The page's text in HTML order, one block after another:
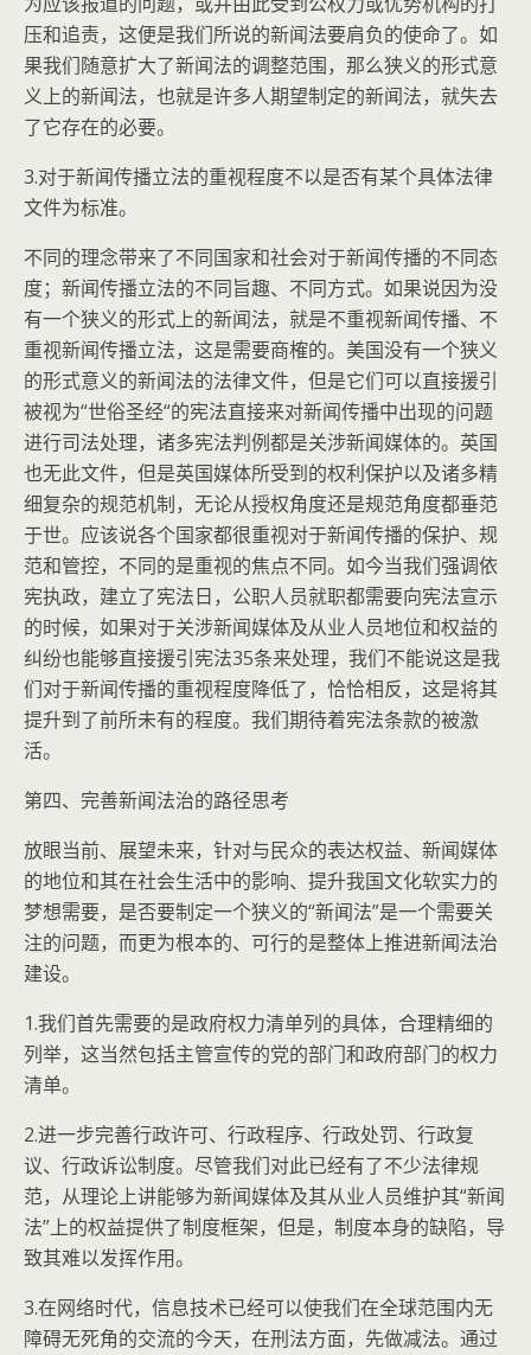
压和追责，这便是我们所说的新闻法要肩负的使命了。如
果我们随意扩大了新闻法的调整范围，那么狭义的形式意
义上的新闻法，也就是许多人期望制定的新闻法，就失去
了它存在的必要。
3.对于新闻传播立法的重视程度不以是否有某个具体法律
文件为标准。
不同的理念带来了不同国家和社会对于新闻传播的不同态
度；新闻传播立法的不同旨趣、不同方式。如果说因为没
有一个狭义的形式上的新闻法，就是不重视新闻传播、不
重视新闻传播立法，这是需要商榷的。美国没有一个狭义
的形式意义的新闻法的法律文件，但是它们可以直接援引
被视为“世俗圣经“的宪法直接来对新闻传播中出现的问题
进行司法处理，诸多宪法判例都是关涉新闻媒体的。英国
也无此文件，但是英国媒体所受到的权利保护以及诸多精
细复杂的规范机制，无论从授权角度还是规范角度都垂范
于世。应该说各个国家都很重视对于新闻传播的保护、规
范和管控，不同的是重视的焦点不同。如今当我们强调依
宪执政，建立了宪法日，公职人员就职都需要向宪法宣示
的时候，如果对于关涉新闻媒体及从业人员地位和权益的
纠纷也能够直接援引宪法35条来处理，我们不能说这是我
们对于新闻传播的重视程度降低了，恰恰相反，这是将其
提升到了前所未有的程度。我们期待着宪法条款的被激
活。
第四、完善新闻法治的路径思考
放眼当前、展望未来，针对与民众的表达权益、新闻媒体
的地位和其在社会生活中的影响、提升我国文化软实力的
梦想需要，是否要制定一个狭义的“新闻法”是一个需要关
注的问题，而更为根本的、可行的是整体上推进新闻法治
建设。
1.我们首先需要的是政府权力清单列的具体，合理精细的
列举，这当然包括主管宣传的党的部门和政府部门的权力
清单。
2.进一步完善行政许可、行政程序、行政处罚、行政复
议、行政诉讼制度。尽管我们对此已经有了不少法律规
范，从理论上讲能够为新闻媒体及其从业人员维护其“新闻
法”上的权益提供了制度框架，但是，制度本身的缺陷，导
致其难以发挥作用。
3.在网络时代，信息技术已经可以使我们在全球范围内无
障碍无死角的交流的今天，在刑法方面，先做减法。通过